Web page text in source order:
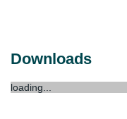
Downloads
loading...